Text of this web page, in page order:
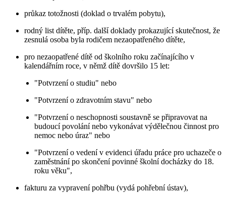
průkaz totožnosti (doklad o trvalém pobytu),
rodný list dítěte, příp. další doklady prokazující skutečnost, že
zesnulá osoba byla rodičem nezaopatřeného dítěte,
pro nezaopatřené dítě od školního roku začínajícího v
kalendářním roce, v němž dítě dovršilo 15 let:
"Potvrzení o studiu" nebo
"Potvrzení o zdravotním stavu" nebo
"Potvrzení o neschopnosti soustavně se připravovat na
budoucí povolání nebo vykonávat výdělečnou činnost pro
nemoc nebo úraz" nebo
"Potvrzení o vedení v evidenci úřadu práce pro uchazeče o
zaměstnání po skončení povinné školní docházky do 18.
roku věku",
fakturu za vypravení pohřbu (vydá pohřební ústav),